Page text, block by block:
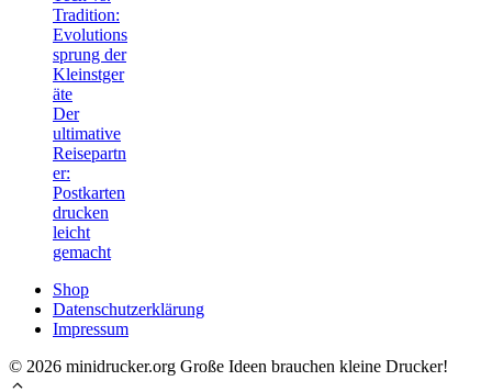
Tradition:
Evolutions
sprung der
Kleinstger
äte
Der
ultimative
Reisepartn
er:
Postkarten
drucken
leicht
gemacht
Shop
Datenschutzerklärung
Impressum
© 2026 minidrucker.org Große Ideen brauchen kleine Drucker!